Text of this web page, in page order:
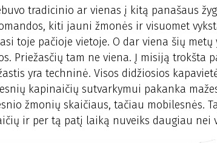
tradicinio ar vienas į kitą panašaus
kiti jauni žmonės ir visuomet
toje pačioje vietoje. O dar viena šių
Priežasčių tam ne viena. Į misiją trokšta
yra techninė. Visos didžiosios
kapinaičių sutvarkymui pakanka
žmonių skaičiaus, tačiau mobilesnės.
ir per tą patį laiką nuveiks daugiau nei